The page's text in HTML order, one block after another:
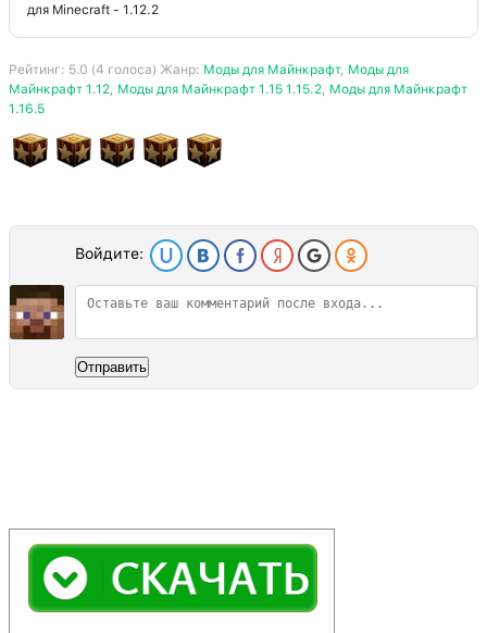
для Minecraft - 1.12.2
Рейтинг: 5.0 (4 голоса) Жанр: Моды для Майнкрафт, Моды для
Майнкрафт 1.12, Моды для Майнкрафт 1.15 1.15.2, Моды для Майнкрафт
1.16.5
Войдите:
Отправить